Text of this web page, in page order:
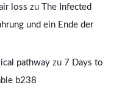
loss zu
The Infected
und ein Ende der
pathway zu 7 Days to
b238